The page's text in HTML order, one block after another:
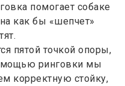
помогает собаке
как бы «шепчет»
пятой точкой опоры,
ринговки мы
корректную стойку,